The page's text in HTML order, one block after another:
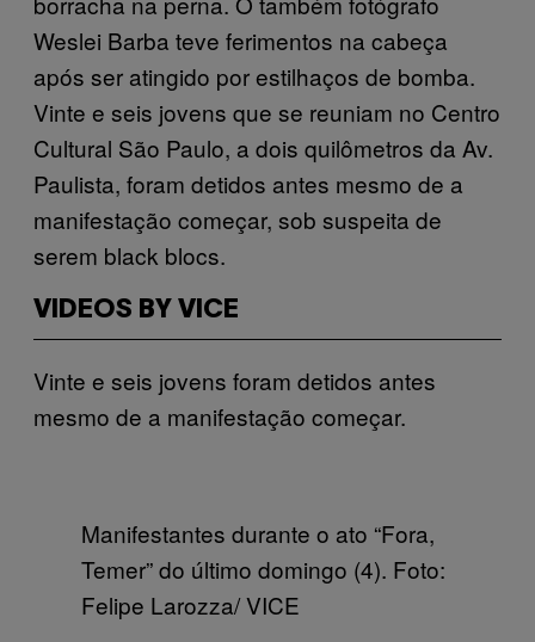
Weslei Barba teve ferimentos na cabeça
após ser atingido por estilhaços de bomba.
Vinte e seis jovens que se reuniam no Centro
Cultural São Paulo, a dois quilômetros da Av.
Paulista, foram detidos antes mesmo de a
manifestação começar, sob suspeita de
serem black blocs.
VIDEOS BY VICE
Vinte e seis jovens foram detidos antes
mesmo de a manifestação começar.
Manifestantes durante o ato “Fora,
Temer” do último domingo (4). Foto:
Felipe Larozza/ VICE